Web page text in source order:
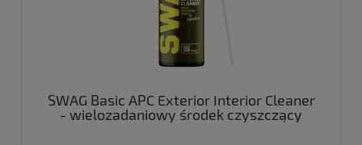
SWAG Basic APC Exterior Interior Cleaner
- wielozadaniowy środek czyszczący